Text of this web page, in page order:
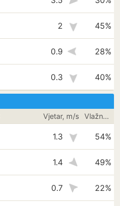
2 45%
0.9 28%
0.3 40%
Vjetar, m/s Vlažnost
1.3 54%
1.4 49%
0.7 22%